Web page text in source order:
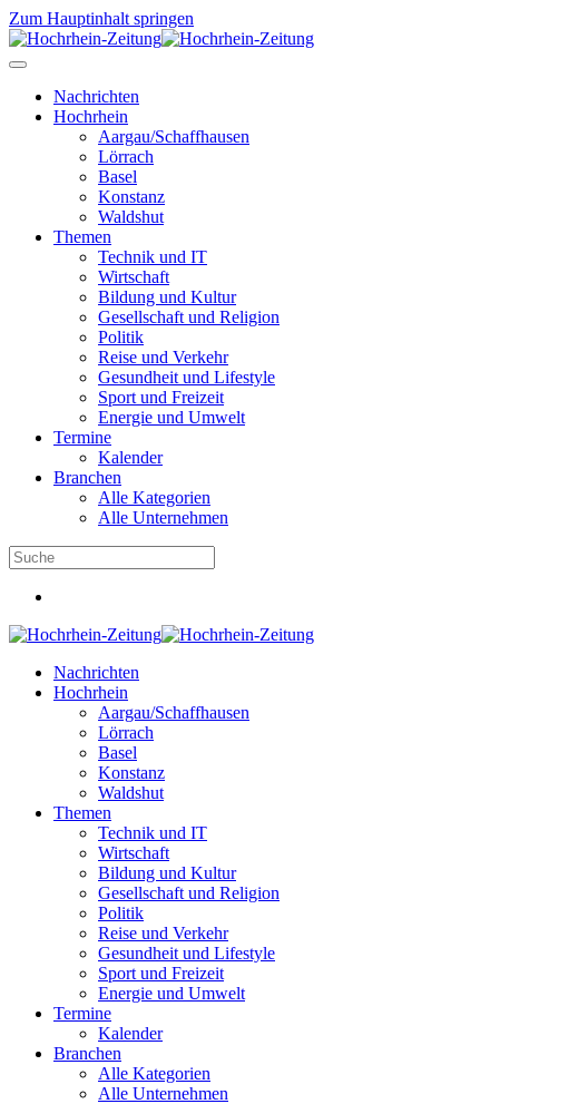
Zum Hauptinhalt springen
Nachrichten
Hochrhein
Aargau/Schaffhausen
Lörrach
Basel
Konstanz
Waldshut
Themen
Technik und IT
Wirtschaft
Bildung und Kultur
Gesellschaft und Religion
Politik
Reise und Verkehr
Gesundheit und Lifestyle
Sport und Freizeit
Energie und Umwelt
Termine
Kalender
Branchen
Alle Kategorien
Alle Unternehmen
Nachrichten
Hochrhein
Aargau/Schaffhausen
Lörrach
Basel
Konstanz
Waldshut
Themen
Technik und IT
Wirtschaft
Bildung und Kultur
Gesellschaft und Religion
Politik
Reise und Verkehr
Gesundheit und Lifestyle
Sport und Freizeit
Energie und Umwelt
Termine
Kalender
Branchen
Alle Kategorien
Alle Unternehmen